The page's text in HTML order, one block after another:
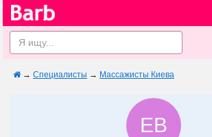
→ Специалисты → Массажисты Киева
EB